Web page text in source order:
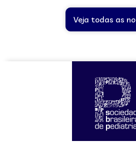
Veja todas as